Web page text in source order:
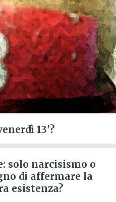
13'?
solo narcisismo o
di affermare la
esistenza?